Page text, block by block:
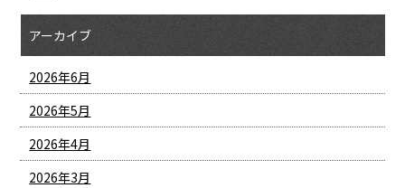
アーカイブ
2026年6月
2026年5月
2026年4月
2026年3月